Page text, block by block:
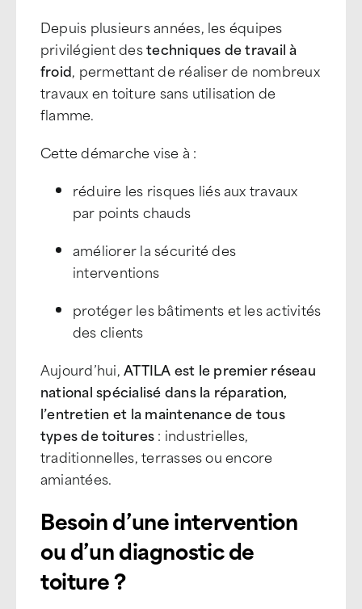
Depuis plusieurs années, les équipes
privilégient destechniques de travail à
froid, permettant de réaliser de nombreux
travaux en toiture sans utilisation de
flamme.
Cette démarche vise à :
réduire les risques liés aux travaux
par points chauds
améliorer la sécurité des
interventions
protéger les bâtiments et les activités
des clients
Aujourd’hui,ATTILA est le premier réseau
national spécialisé dans la réparation,
l’entretien et la maintenance de tous
types de toitures: industrielles,
traditionnelles, terrasses ou encore
amiantées.
Besoin d’une intervention
ou d’un diagnostic de
toiture ?